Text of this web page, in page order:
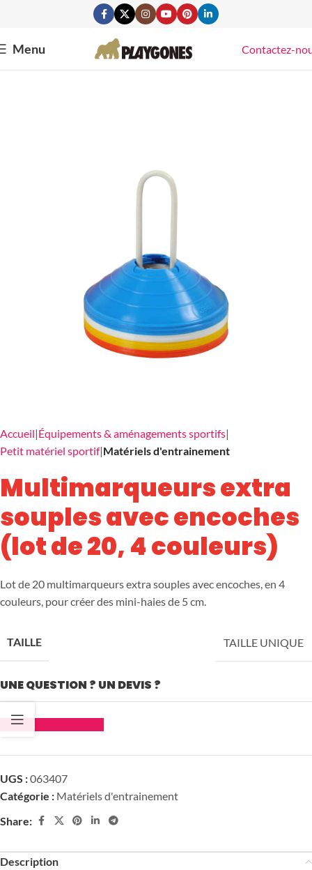
Menu Contactez-
Accueil Équipements & aménagements sportifs
Petit matériel sportif Matériels d'entrainement
Multimarqueurs extra
souples avec encoches
(lot de 20, 4 couleurs)
Lot de 20 multimarqueurs extra souples avec encoches, en 4
couleurs, pour créer des mini-haies de 5 cm.
TAILLE TAILLE UNIQUE
UNE QUESTION ? UN DEVIS ?
Demander un devis
UGS :063407
Catégorie : Matériels d'entrainement
Share:
Description